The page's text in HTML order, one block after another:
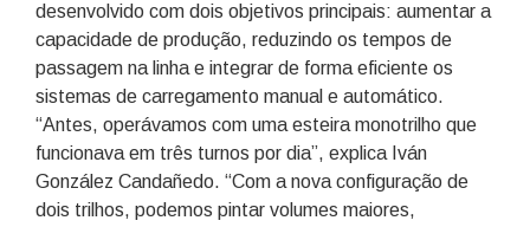
desenvolvido com dois objetivos principais: aumentar a
capacidade de produção, reduzindo os tempos de
passagem na linha e integrar de forma eficiente os
sistemas de carregamento manual e automático.
“Antes, operávamos com uma esteira monotrilho que
funcionava em três turnos por dia”, explica Iván
González Candañedo. “Com a nova configuração de
dois trilhos, podemos pintar volumes maiores,